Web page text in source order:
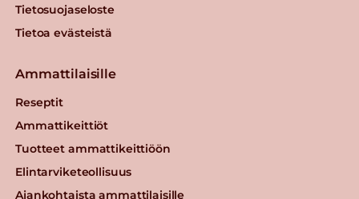
Tietosuojaseloste
Tietoa evästeistä
Ammattilaisille
Reseptit
Ammattikeittiöt
Tuotteet ammattikeittiöön
Elintarviketeollisuus
Ajankohtaista ammattilaisille